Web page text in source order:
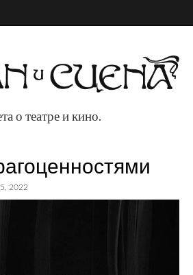
о театре и
кино.
о театре и кино.
2022